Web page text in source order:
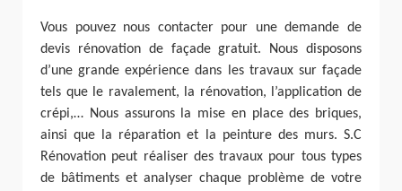
Vous pouvez nous contacter pour une demande de
devis rénovation de façade gratuit. Nous disposons
d’une grande expérience dans les travaux sur façade
tels que le ravalement, la rénovation, l’application de
crépi,… Nous assurons la mise en place des briques,
ainsi que la réparation et la peinture des murs. S.C
Rénovation peut réaliser des travaux pour tous types
de bâtiments et analyser chaque problème de votre